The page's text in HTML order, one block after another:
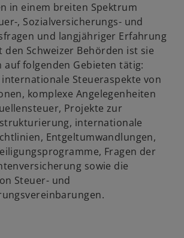
n
R
e
g
i
s
t
e
r
k
a
r
t
e
in einem breiten Spektrum
, Sozialversicherungs- und
und langjähriger Erfahrung
den Schweizer Behörden ist sie
folgenden Gebieten tätig:
Steueraspekte von
komplexe Angelegenheiten
Projekte zur
internationale
Entgeltumwandlungen,
Fragen der
sowie die
Steuer- und